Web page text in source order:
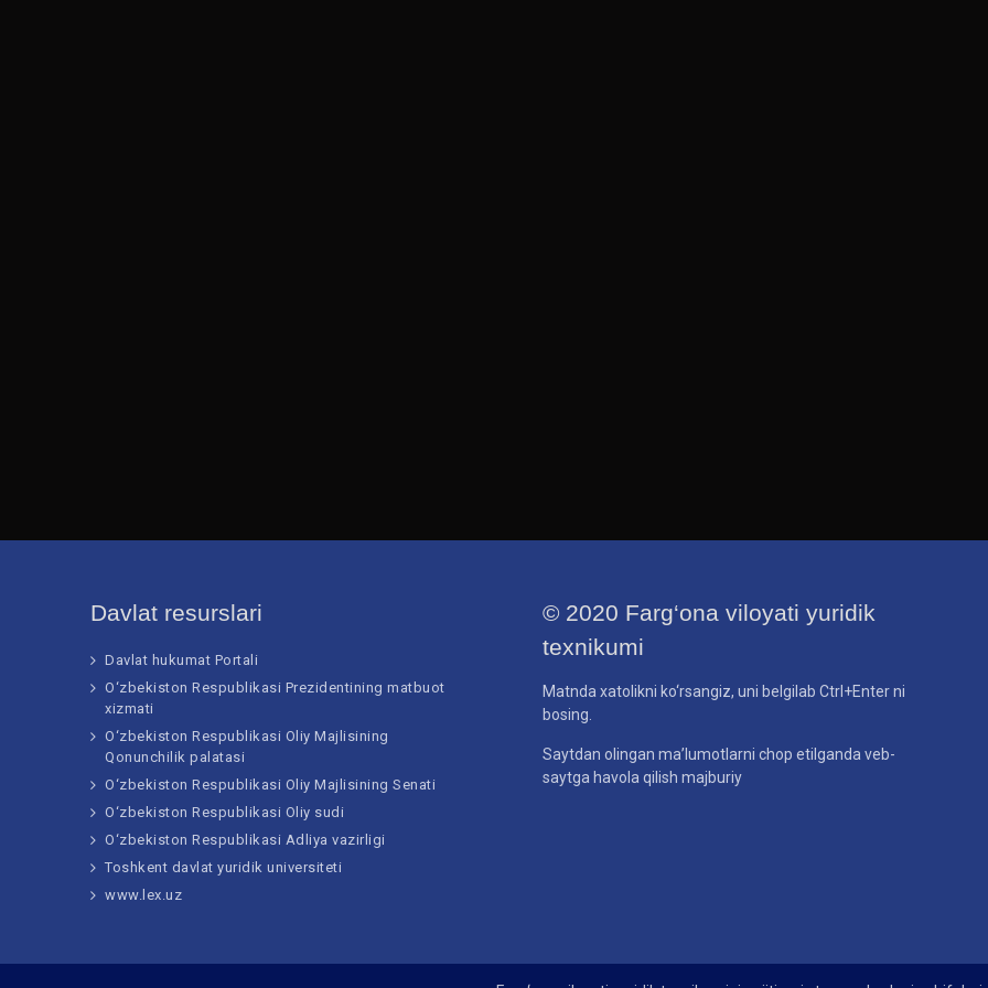
Davlat resurslari
Davlat hukumat Portali
O‘zbekiston Respublikasi Prezidentining matbuot
xizmati
O‘zbekiston Respublikasi Oliy Majlisining
Qonunchilik palatasi
O‘zbekiston Respublikasi Oliy Majlisining Senati
O‘zbekiston Respublikasi Oliy sudi
O‘zbekiston Respublikasi Adliya vazirligi
Toshkent davlat yuridik universiteti
www.lex.uz
© 2020 Farg‘ona viloyati yuridik
texnikumi
Matnda xatolikni ko‘rsangiz, uni belgilab Ctrl+Enter ni
bosing.
Saytdan olingan ma’lumotlarni chop etilganda veb-
saytga havola qilish majburiy